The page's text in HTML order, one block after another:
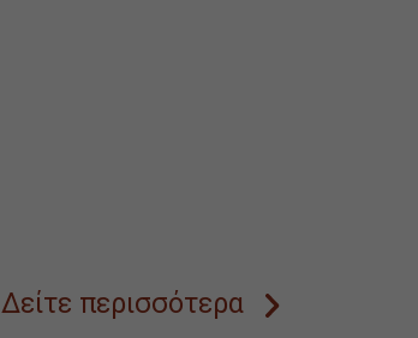
Δείτε περισσότερα